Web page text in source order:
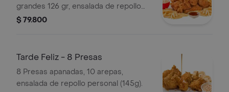
grandes 126 gr, ensalada de repollo
familiar 370 gr y gaseosa 1.5 L a
$ 79.800
Tarde Feliz - 8 Presas
8 Presas apanadas, 10 arepas,
ensalada de repollo personal (145g).